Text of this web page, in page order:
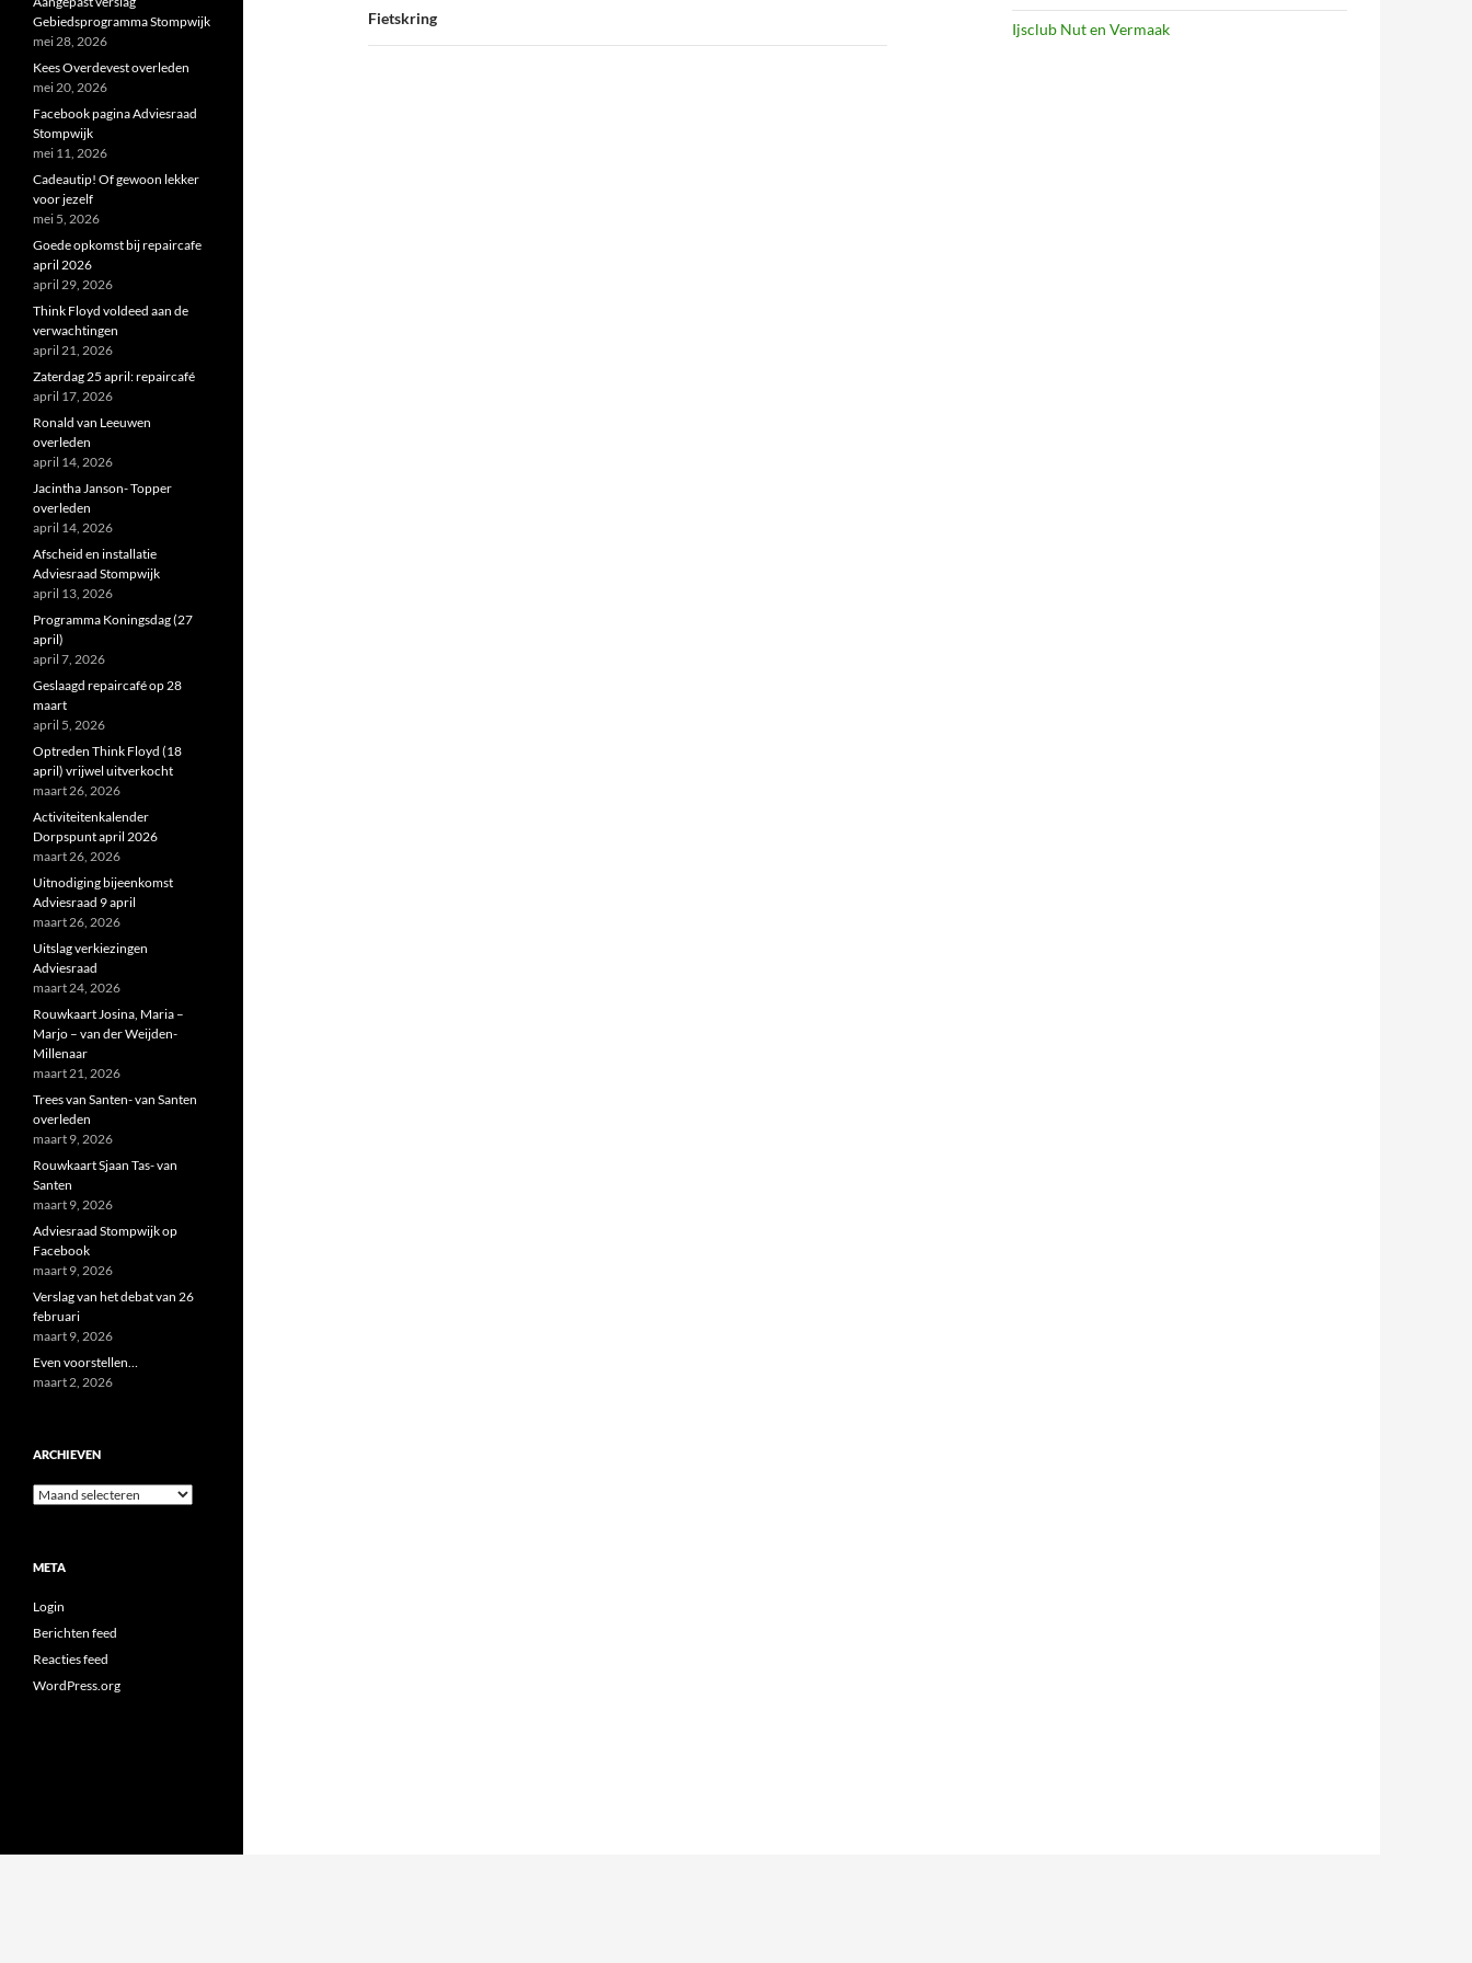
Fietskring
Ijsclub Nut en Vermaak
Gebiedsprogramma Stompwijk
mei 28, 2026
Kees Overdevest overleden
mei 20, 2026
Facebook pagina Adviesraad
Stompwijk
mei 11, 2026
Cadeautip! Of gewoon lekker
voor jezelf
mei 5, 2026
Goede opkomst bij repaircafe
april 2026
april 29, 2026
Think Floyd voldeed aan de
verwachtingen
april 21, 2026
Zaterdag 25 april: repaircafé
april 17, 2026
Ronald van Leeuwen
overleden
april 14, 2026
Jacintha Janson- Topper
overleden
april 14, 2026
Afscheid en installatie
Adviesraad Stompwijk
april 13, 2026
Programma Koningsdag (27
april)
april 7, 2026
Geslaagd repaircafé op 28
maart
april 5, 2026
Optreden Think Floyd (18
april) vrijwel uitverkocht
maart 26, 2026
Activiteitenkalender
Dorpspunt april 2026
maart 26, 2026
Uitnodiging bijeenkomst
Adviesraad 9 april
maart 26, 2026
Uitslag verkiezingen
Adviesraad
maart 24, 2026
Rouwkaart Josina, Maria –
Marjo – van der Weijden-
Millenaar
maart 21, 2026
Trees van Santen- van Santen
overleden
maart 9, 2026
Rouwkaart Sjaan Tas- van
Santen
maart 9, 2026
Adviesraad Stompwijk op
Facebook
maart 9, 2026
Verslag van het debat van 26
februari
maart 9, 2026
Even voorstellen…
maart 2, 2026
ARCHIEVEN
Archieven
META
Login
Berichten feed
Reacties feed
WordPress.org